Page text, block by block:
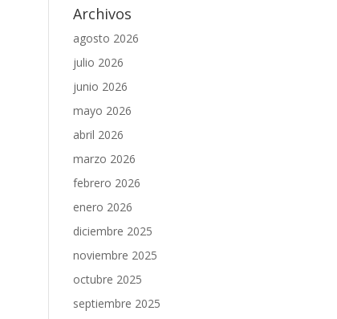
Archivos
agosto 2026
julio 2026
junio 2026
mayo 2026
abril 2026
marzo 2026
febrero 2026
enero 2026
diciembre 2025
noviembre 2025
octubre 2025
septiembre 2025